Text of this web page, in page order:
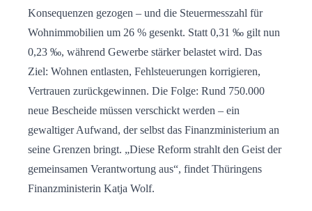
Konsequenzen gezogen – und die Steuermesszahl für
Wohnimmobilien um 26 % gesenkt. Statt 0,31 ‰ gilt nun
0,23 ‰, während Gewerbe stärker belastet wird. Das
Ziel: Wohnen entlasten, Fehlsteuerungen korrigieren,
Vertrauen zurückgewinnen. Die Folge: Rund 750.000
neue Bescheide müssen verschickt werden – ein
gewaltiger Aufwand, der selbst das Finanzministerium an
seine Grenzen bringt. „Diese Reform strahlt den Geist der
gemeinsamen Verantwortung aus“, findet Thüringens
Finanzministerin Katja Wolf.